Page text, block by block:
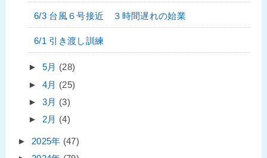
6/3 台風６号接近 ３時間遅れの始業
6/1 引き渡し訓練
► 5月 (28)
► 4月 (25)
► 3月 (3)
► 2月 (4)
► 2025年 (47)